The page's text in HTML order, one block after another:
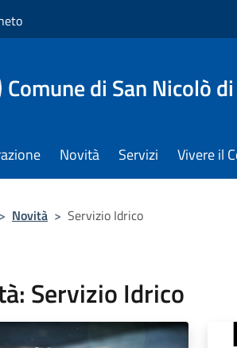
Comune di San Nicolò
Novità Servizi Vivere il
> Novità > Servizio Idrico
Servizio Idrico